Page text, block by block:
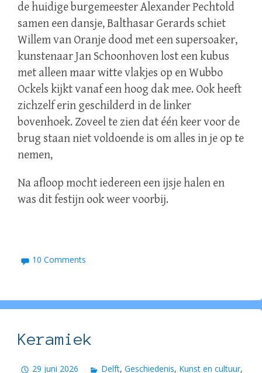
de huidige burgemeester Alexander Pechtold
samen een dansje, Balthasar Gerards schiet
Willem van Oranje dood met een supersoaker,
kunstenaar Jan Schoonhoven lost een kubus
met alleen maar witte vlakjes op en Wubbo
Ockels kijkt vanaf een hoog dak mee. Ook heeft
zichzelf erin geschilderd in de linker
bovenhoek. Zoveel te zien dat één keer voor de
brug staan niet voldoende is om alles in je op te
nemen,
Na afloop mocht iedereen een ijsje halen en
was dit festijn ook weer voorbij.
10 Comments
Keramiek
29 juni 2026 Delft,Geschiedenis, Kunst en cultuur,